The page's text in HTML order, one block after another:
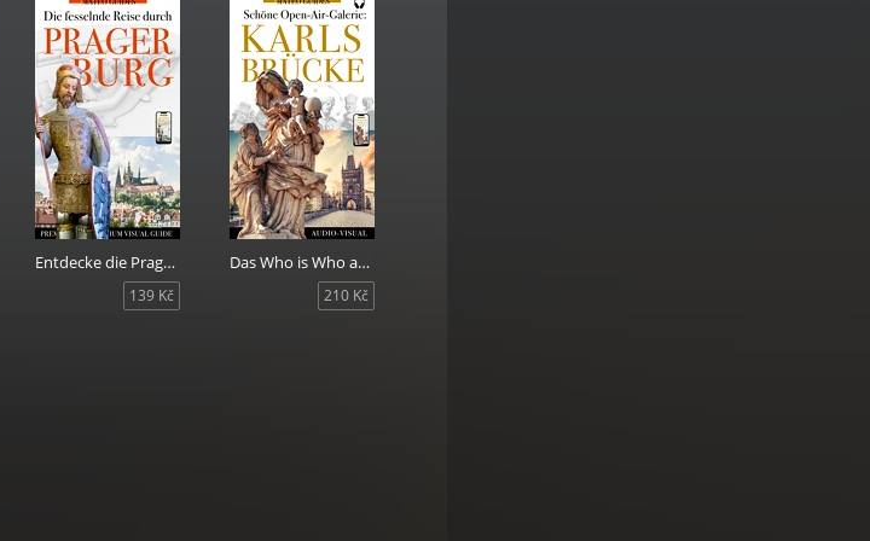
Symphonien der Soundtrack deiner
den Zauber und verliebe dich neu in Prag.
im Rhythmus von Mozarts
Entdecke die Prager Burg - Geschichten von Königen, Baumeister, Künstlern und Heiligen.
139 Kč
Das Who is Who auf der Prager Karlsbrücke - Geschichten über Statuen und Heilige (+audio)
210 Kč